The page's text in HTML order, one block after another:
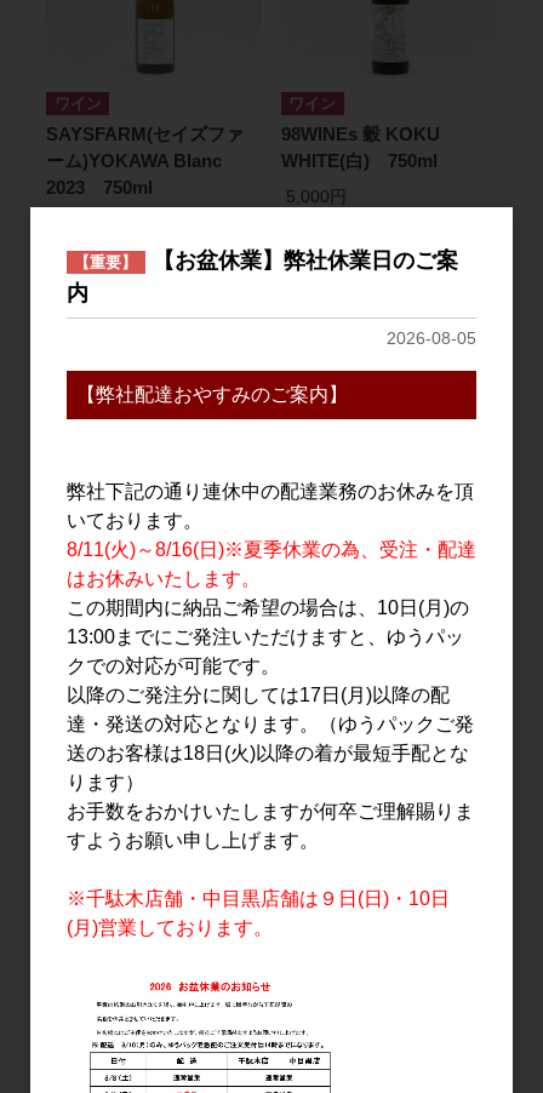
ワイン
SAYSFARM(セイズファ
ーム)YOKAWA Blanc
2023 750ml
ワイン
98WINEs 穀 KOKU
WHITE(白) 750ml
5,000円
ワイン
胎内高原ワイナリー ヴァ
ン ペティアン 750ml
2,600円
ワイン
ン ペティアン 750ml
高畠クラシック シャルド
ネ 2024 720ml
高畠クラシック メルロー
【重要】
【お盆休業】弊社休業日のご案
内
2026-08-05
【弊社配達おやすみのご案内】
弊社下記の通り連休中の配達業務のお休みを頂
いております。
8/11(火)～8/16(日)※夏季休業の為、受注・配達
はお休みいたします。
この期間内に納品ご希望の場合は、10日(月)の
13:00までにご発注いただけますと、ゆうパッ
クでの対応が可能です。
以降のご発注分に関しては17日(月)以降の配
達・発送の対応となります。（ゆうパックご発
送のお客様は18日(火)以降の着が最短手配とな
ります）
お手数をおかけいたしますが何卒ご理解賜りま
すようお願い申し上げます。
※千駄木店舗・中目黒店舗は９日(日)・10日
(月)営業しております。